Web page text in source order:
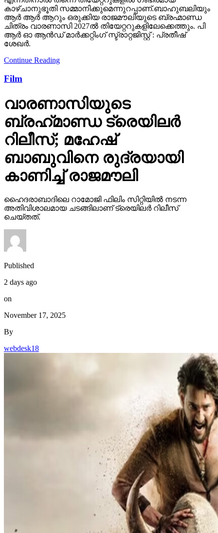
ആർ ആർ ആറും ഒരുക്കിയ രാജമൗലിയുടെ ബ്രഹ്മാണ്ഡ
ചിത്രം വാരണാസി 2027ൽ തിയേറ്ററുകളിലേക്കെത്തും. പി
ആർ ഓ ആൻഡ് മാർക്കറ്റിംഗ് സ്ട്രാറ്റജിസ്റ്റ് : പ്രതീഷ്
ശേഖർ.
Continue Reading
Film
ബ്രഹ്‌മാണ്ഡ ട്രെയിലര്‍
റിലീസ്; മഹേഷ്
ബാബുവിനെ രുദ്രയായി
കാണിച്ച് രാജമൗലി
ഹൈദരാബാദിലെ റാമോജി ഫിലിം സിറ്റിയില്‍ നടന്ന
അതിവിശാലമായ ചടങ്ങിലാണ് ട്രെയിലര്‍ റിലീസ്
ചെയ്തത്.
Published
2 days ago
on
November 17, 2025
By
webdesk18